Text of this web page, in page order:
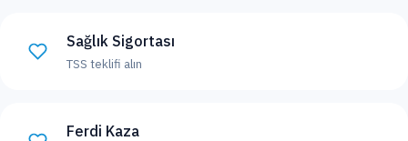
Sağlık Sigortası
TSS teklifi alın
Ferdi Kaza